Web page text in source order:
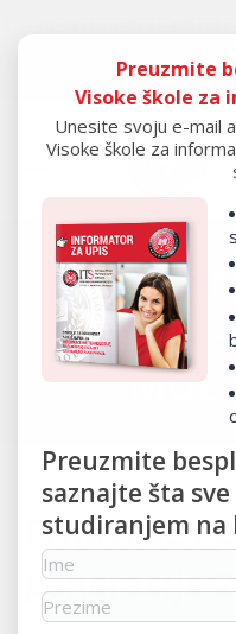
Ako si ostao “ispod
Master
studije –
Prijavi se i
generacije
Preuzmite
Visoke škole za
Unesite svoju e-mail
Visoke škole za
Preuzmite
saznajte šta
studiranjem na